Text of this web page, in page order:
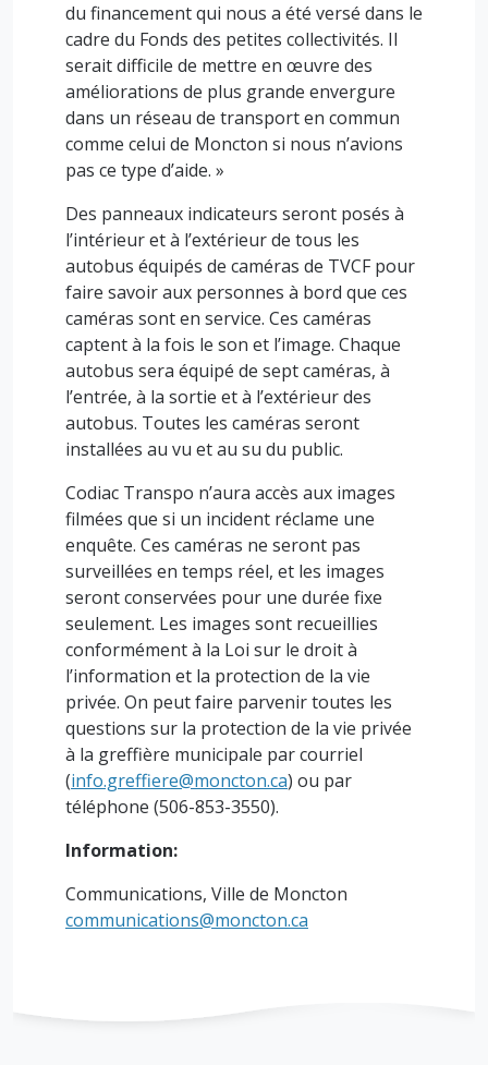
du financement qui nous a été versé dans le
cadre du Fonds des petites collectivités. Il
serait difficile de mettre en œuvre des
améliorations de plus grande envergure
dans un réseau de transport en commun
comme celui de Moncton si nous n’avions
pas ce type d’aide. »
Des panneaux indicateurs seront posés à
l’intérieur et à l’extérieur de tous les
autobus équipés de caméras de TVCF pour
faire savoir aux personnes à bord que ces
caméras sont en service. Ces caméras
captent à la fois le son et l’image. Chaque
autobus sera équipé de sept caméras, à
l’entrée, à la sortie et à l’extérieur des
autobus. Toutes les caméras seront
installées au vu et au su du public.
Codiac Transpo n’aura accès aux images
filmées que si un incident réclame une
enquête. Ces caméras ne seront pas
surveillées en temps réel, et les images
seront conservées pour une durée fixe
seulement. Les images sont recueillies
conformément à la Loi sur le droit à
l’information et la protection de la vie
privée. On peut faire parvenir toutes les
questions sur la protection de la vie privée
à la greffière municipale par courriel
(info.greffiere@moncton.ca) ou par
téléphone (506-853-3550).
Information:
Communications, Ville de Moncton
communications@moncton.ca